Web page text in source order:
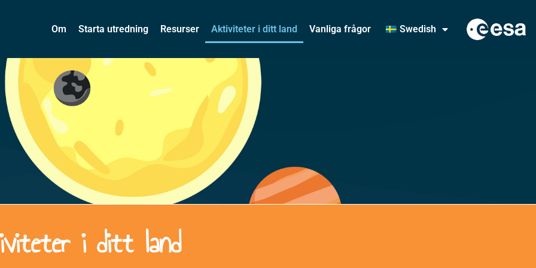
Om Starta utredning Resurser Aktiviteter i ditt land Vanliga frågor Swedish
i ditt land